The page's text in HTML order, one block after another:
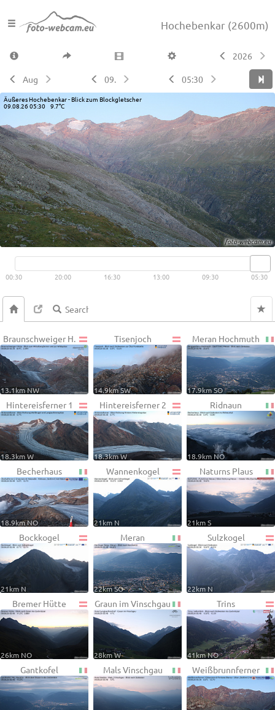
Hochebenkar (2600m)
2026
Aug 09. 05:30
Äußeres Hochebenkar - Blick zum Blockgletscher
09.08.26 05:30 9.7°C
Live video available → View
00:30 20:00 16:30 13:00 09:30 05:30
Braunschweiger H.
13.1km NW
Tisenjoch
14.9km SW
Meran Hochmuth
17.9km SO
Hintereisferner 1
18.3km W
Hintereisferner 2
18.3km W
Ridnaun
18.9km NO
Becherhaus
18.9km NO
Wannenkogel
21km N
Naturns Plaus
21km S
Bockkogel
21km N
Meran
22km SO
Sulzkogel
22km N
Bremer Hütte
26km NO
Graun im Vinschgau
28km W
Trins
41km NO
Gantkofel Mals Vinschgau Weißbrunnferner